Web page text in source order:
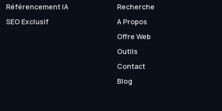
Référencement IA
SEO Exclusif
Recherche
A Propos
Offre Web
Outils
Contact
Blog